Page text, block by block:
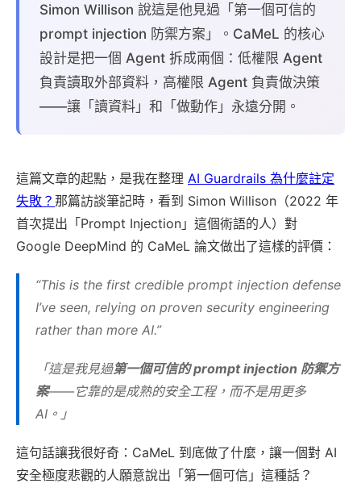
Simon Willison 說這是他見過「第一個可信的
prompt injection 防禦方案」。CaMeL 的核心
設計是把一個 Agent 拆成兩個：低權限 Agent
負責讀取外部資料，高權限 Agent 負責做決策
——讓「讀資料」和「做動作」永遠分開。
這篇文章的起點，是我在整理 AI Guardrails 為什麼註定
失敗？ 那篇訪談筆記時，看到 Simon Willison（2022 年
首次提出「Prompt Injection」這個術語的人）對
Google DeepMind 的 CaMeL 論文做出了這樣的評價：
“This is the first credible prompt injection defense
I’ve seen, relying on proven security engineering
rather than more AI.”
「這是我見過第一個可信的 prompt injection 防禦方
案——它靠的是成熟的安全工程，而不是用更多
AI。」
這句話讓我很好奇：CaMeL 到底做了什麼，讓一個對 AI
安全極度悲觀的人願意說出「第一個可信」這種話？